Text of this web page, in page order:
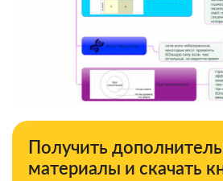
Получить
материалы и скачать